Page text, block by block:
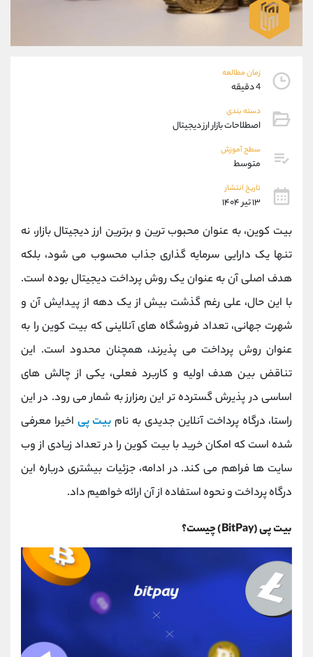
زمان مطالعه
4 دقیقه
دسته بندی
اصطلاحات بازار ارز دیجیتال
سطح آموزش
متوسط
تاریخ انتشار
۱۳ تیر ۱۴۰۴
بیت کوین، به‌ عنوان محبوب ‌ترین و برترین ارز دیجیتال بازار، نه
‌تنها یک دارایی سرمایه‌ گذاری جذاب محسوب می شود، بلکه
هدف اصلی آن به‌ عنوان یک روش پرداخت دیجیتال بوده است.
با این ‌حال، علی رغم گذشت بیش از یک دهه از پیدایش آن و
شهرت جهانی، تعداد فروشگاه‌ های آنلاینی که بیت کوین را به
‌عنوان روش پرداخت می ‌پذیرند، همچنان محدود است. این
تناقض بین هدف اولیه و کاربرد فعلی، یکی از چالش ‌های
اساسی در پذیرش گسترده ‌تر این رمزارز به ‌شمار می ‌رود. در این
راستا، درگاه پرداخت آنلاین جدیدی به نام بیت‌ پی اخیرا معرفی
شده است که امکان خرید با بیت‌ کوین را در تعداد زیادی از وب
‌سایت‌ ها فراهم می‌ کند. در ادامه، جزئیات بیشتری درباره این
درگاه پرداخت و نحوه استفاده از آن ارائه خواهیم داد.
بیت‌ پی (BitPay) چیست؟
09194198792
واتساپ
تلگرام
پشتیبان فروش
موبایل
اطلاعات تماس
تلفن 021-22021030
021-22021040
اینستاگرام @alireza.mehrabii
کانال تلگرام @alirezamehrabi_com
@alirezamehrabi_official